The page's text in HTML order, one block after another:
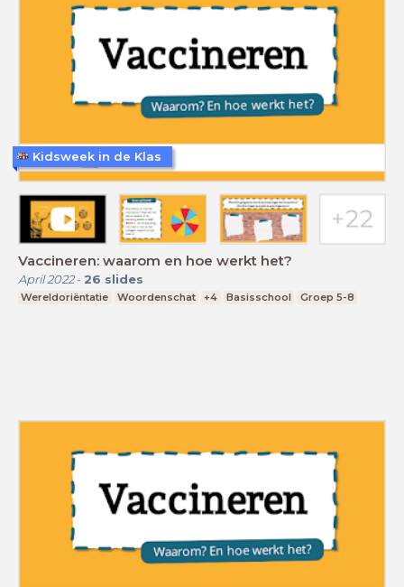
Vaccineren: waarom en hoe werkt het?
April 2022- 26 slides
Wereldoriëntatie Woordenschat +4 Basisschool Groep 5-8
Kidsweek in de Klas